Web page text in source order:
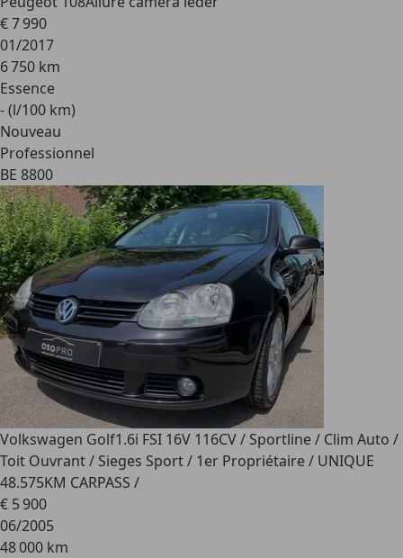
€ 7 990
01/2017
6 750 km
Essence
- (l/100 km)
Nouveau
Professionnel
BE 8800
Volkswagen Golf1.6i FSI 16V 116CV / Sportline / Clim Auto /
Toit Ouvrant / Sieges Sport / 1er Propriétaire / UNIQUE
48.575KM CARPASS /
€ 5 900
06/2005
48 000 km